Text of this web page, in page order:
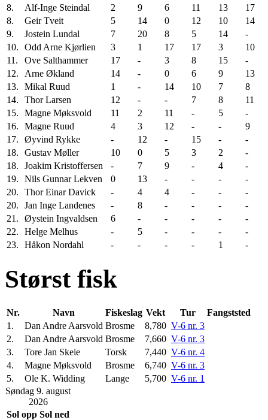
8.
Alf-Inge Steindal 2 9 6 11 13
17
8.
Geir Tveit 5 14 0 12 10
14
9.
Jostein Lundal 7 20 8 5 14
-
10.
Odd Arne Kjørlien 3 1 17 17 3
10
11.
Ove Salthammer 17 - 3 8 15
-
12.
Arne Økland 14 - 0 6 9
13
13.
Mikal Ruud 1 - 14 10 7
8
14.
Thor Larsen 12 - - 7 8
11
15.
Magne Møksvold 11 2 11 - 5
-
16.
Magne Ruud 4 3 12 - -
9
17.
Øyvind Rykke - 12 - 15 -
-
18.
Gustav Møller 10 0 5 3 2
-
18.
Joakim Kristoffersen - 7 9 - 4
-
19.
Nils Gunnar Lekven 0 13 - - -
-
20.
Thor Einar Davick - 4 4 - -
-
20.
Jan Inge Landenes - 8 - - -
-
21.
Øystein Ingvaldsen 6 - - - -
-
22.
Helge Melhus - 5 - - -
-
23.
Håkon Nordahl - - - - 1 -
Størst fisk
Nr. Navn Fiskeslag Vekt Tur
Fangststed
1.
Dan Andre Aarsvold Brosme 8,780 V-6 nr. 3
2.
Dan Andre Aarsvold Brosme 7,660 V-6 nr. 3
3.
Tore Jan Skeie Torsk 7,440 V-6 nr. 4
4.
Magne Møksvold Brosme 6,740 V-6 nr. 3
5.
Ole K. Widding Lange 5,700 V-6 nr. 1
Søndag 9. august
2026
Sol opp Sol ned